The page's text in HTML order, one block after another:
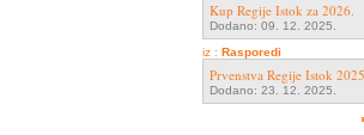
Kup Regije Istok za 2026.
Dodano: 09. 12. 2025.
iz : Rasporedi
Prvenstva Regije Istok
Dodano: 23. 12. 2025.